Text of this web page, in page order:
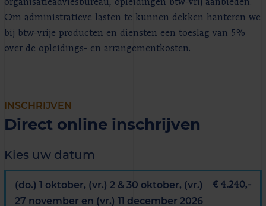
organisatieadviesbureau, opleidingen btw-vrij aanbieden.
Om administratieve lasten te kunnen dekken hanteren we
bij btw-vrije producten en diensten een toeslag van 5%
over de opleidings- en arrangementkosten.
INSCHRIJVEN
Direct online inschrijven
Kies uw datum
(do.) 1 oktober, (vr.) 2 & 30 oktober, (vr.)
27 november en (vr.) 11 december 2026
€ 4.240,-